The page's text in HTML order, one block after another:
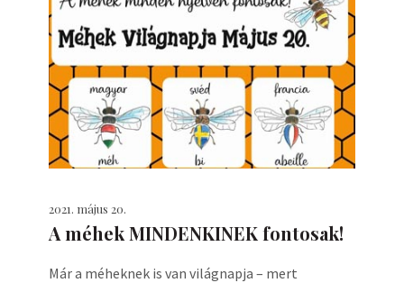
2021. május 20.
A méhek MINDENKINEK fontosak!
Már a méheknek is van világnapja – mert